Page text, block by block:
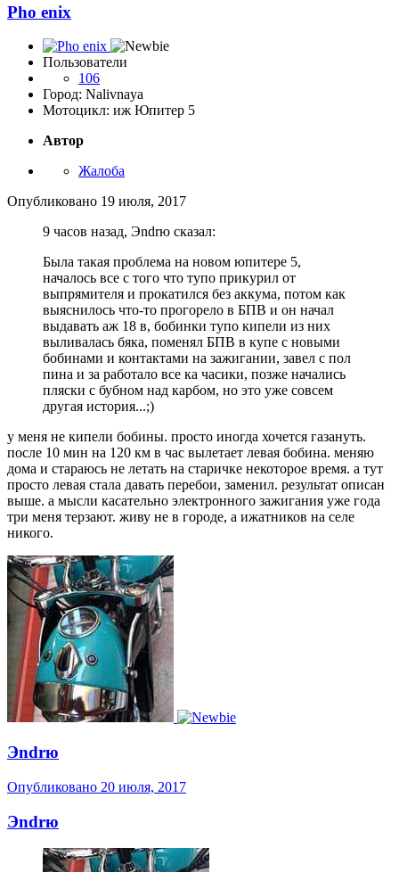
Pho enix
Пользователи
106
Город: Nalivnaya
Мотоцикл: иж Юпитер 5
Автор
Жалоба
Опубликовано 19 июля, 2017
9 часов назад, Эndrю сказал:
Была такая проблема на новом юпитере 5,
началось все с того что тупо прикурил от
выпрямителя и прокатился без аккума, потом как
выяснилось что-то прогорело в БПВ и он начал
выдавать аж 18 в, бобинки тупо кипели из них
выливалась бяка, поменял БПВ в купе с новыми
бобинами и контактами на зажигании, завел с пол
пина и за работало все ка часики, позже начались
пляски с бубном над карбом, но это уже совсем
другая история...;)
у меня не кипели бобины. просто иногда хочется газануть.
после 10 мин на 120 км в час вылетает левая бобина. меняю
дома и стараюсь не летать на старичке некоторое время. а тут
просто левая стала давать перебои, заменил. результат описан
выше. а мысли касательно электронного зажигания уже года
три меня терзают. живу не в городе, а ижатников на селе
никого.
Эndrю
Опубликовано 20 июля, 2017
Эndrю